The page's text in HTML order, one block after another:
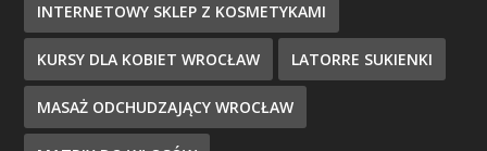
INTERNETOWY SKLEP Z KOSMETYKAMI
KURSY DLA KOBIET WROCŁAW LATORRE SUKIENKI
MASAŻ ODCHUDZAJĄCY WROCŁAW